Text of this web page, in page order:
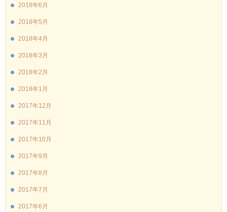
2018年6月
2018年5月
2018年4月
2018年3月
2018年2月
2018年1月
2017年12月
2017年11月
2017年10月
2017年9月
2017年8月
2017年7月
2017年6月